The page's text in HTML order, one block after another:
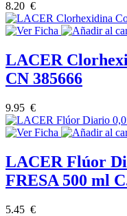
8.20 €
LACER
CN 385666
9.95 €
LACER Flúor
FRESA 500 ml
5.45 €